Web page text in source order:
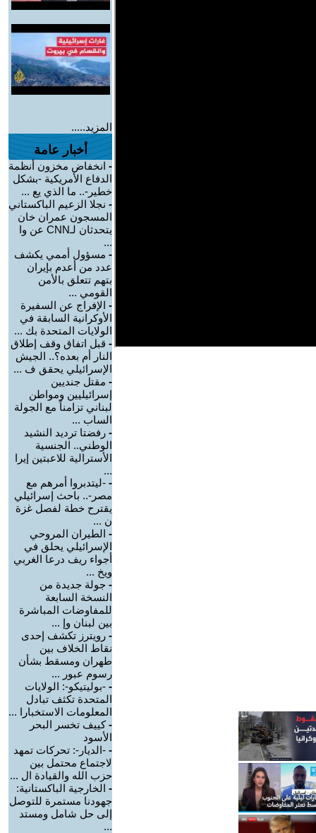
المزيد.....
أخبار عامة
- انخفاض مخزون أنظمة
الدفاع الأمريكية -بشكل
خطير-.. ما الذي يع ...
- نجلا الزعيم الباكستاني
المسجون عمران خان
يتحدثان لـCNN عن وا
...
- مسؤول أممي يكشف
عدد من أعدم بإيران
بتهم تتعلق بالأمن
القومي ...
- الإفراج عن السفيرة
الأوكرانية السابقة في
الولايات المتحدة بك ...
- قبل اتفاق وقف إطلاق
النار أم بعده؟.. الجيش
الإسرائيلي يحقق ف ...
- مقتل جنديين
إسرائيليين ومواطن
لبناني تزامناً مع الجولة
الساب ...
- رفضتا ترديد النشيد
الوطني.. الجنسية
الأسترالية للاعبتين إيرا
...
- -ليتدبروا أمرهم مع
مصر-.. باحث إسرائيلي
يقترح خطة لفصل غزة
ن ...
- الطيران المروحي
الإسرائيلي يحلق في
أجواء ريف درعا الغربي
ويخ ...
- جولة جديدة من
النسخة السابعة
للمفاوضات المباشرة
بين لبنان وإ ...
- رويترز تكشف إحدى
نقاط الخلاف بين
طهران ومسقط بشأن
رسوم عبور ...
- -بوليتيكو-: الولايات
المتحدة تكثف تبادل
المعلومات الاستخبارا ...
-كييف تخسر البحر
الأسود
- -الديار-: تحركات تمهد
لاجتماع محتمل بين
حزب الله والقيادة ال ...
- الخارجية الباكستانية:
جهودنا مستمرة للتوصل
إلى حل شامل ومستد
...